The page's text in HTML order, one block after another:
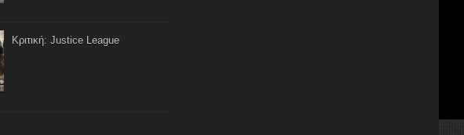
Κριτική: Justice League